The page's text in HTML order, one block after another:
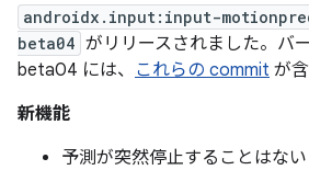
androidx.input:input-
beta04 がリリースされました。バ
beta04 には、 これらの commit が
新機能
予測が突然停止することはない